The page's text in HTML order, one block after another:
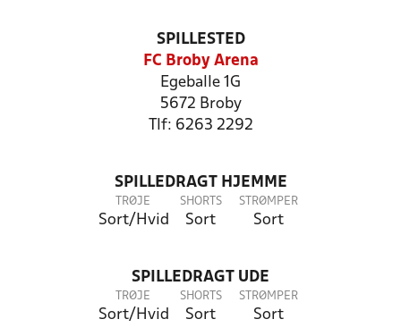
SPILLESTED
FC Broby Arena
Egeballe 1G
5672 Broby
Tlf: 6263 2292
SPILLEDRAGT HJEMME
TRØJE
Sort/Hvid
SHORTS
Sort
STRØMPER
Sort
SPILLEDRAGT UDE
TRØJE
Sort/Hvid
SHORTS
Sort
STRØMPER
Sort